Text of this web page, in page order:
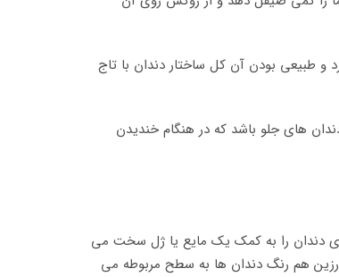
و طبیعی بودن آن کل ساختار دندان با تاج
های جلو باشد که در هنگام خندیدن
دندان را به کمک یک مایع یا ژل سخت می
رزین هم رنگ دندان ها به سطح مربوطه می